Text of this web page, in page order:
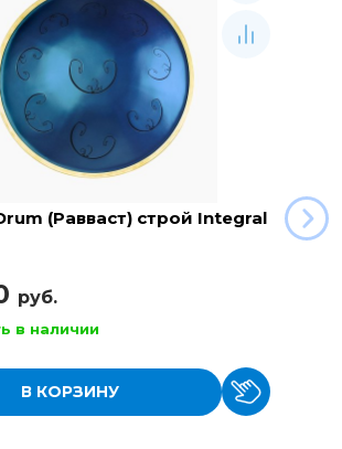
(Равваст) строй Integral
руб.
в наличии
В КОРЗИНУ